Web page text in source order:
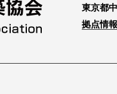
東京都
拠点情